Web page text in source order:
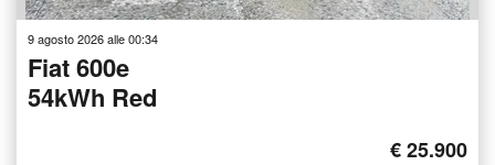
9 agosto 2026 alle 00:34
Fiat 600e
54kWh Red
€ 25.900